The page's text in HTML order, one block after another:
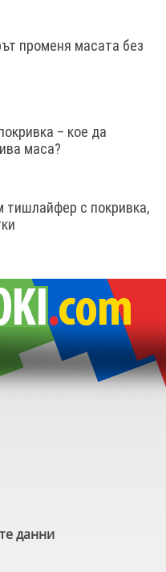
променя масата без
– кое да
маса?
тишлайфер с покривка,
данни